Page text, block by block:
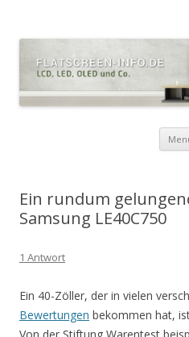
Ein rundum
Samsung LE40C750
1 Antwort
Ein 40-Zöller, der in vielen
Bewertungen bekommen hat,